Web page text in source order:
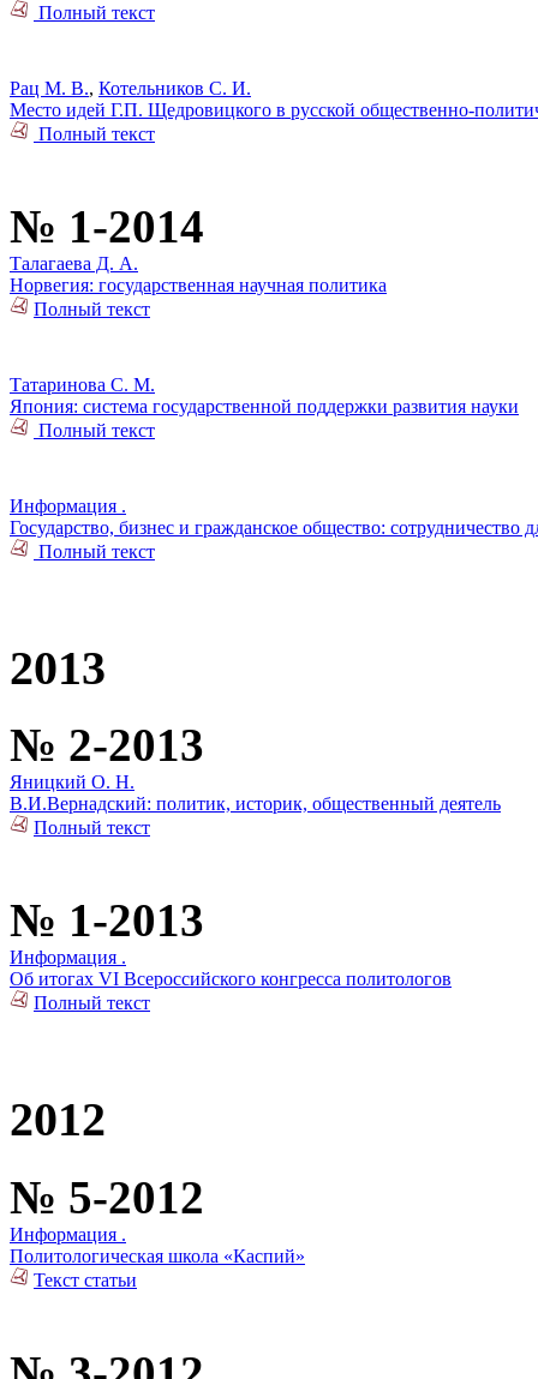
Полный текст
Рац М. В., Котельников С. И.
Место идей Г.П. Щедровицкого в русской общественно-
Полный текст
№ 1-2014
Талагаева Д. А.
Норвегия: государственная научная политика
Полный текст
Татаринова С. М.
Япония: система государственной поддержки развития науки
Полный текст
Информация .
Государство, бизнес и гражданское общество:
Полный текст
2013
№ 2-2013
Яницкий О. Н.
В.И.Вернадский: политик, историк, общественный деятель
Полный текст
№ 1-2013
Информация .
Об итогах VI Всероссийского конгресса политологов
Полный текст
2012
№ 5-2012
Информация .
Политологическая школа «Каспий»
Текст статьи